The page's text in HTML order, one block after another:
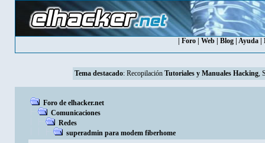
Foro Web Blog Ayuda
Tema destacado: Recopilación Tutoriales y Manuales Hacking,
Foro de elhacker.net
Comunicaciones
Redes
superadmin para modem fiberhome